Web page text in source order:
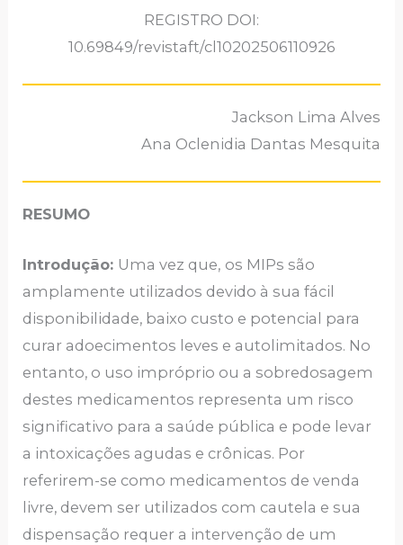
REGISTRO DOI:
10.69849/revistaft/cl10202506110926
Jackson Lima Alves
Ana Oclenidia Dantas Mesquita
RESUMO
Introdução: Uma vez que, os MIPs são
amplamente utilizados devido à sua fácil
disponibilidade, baixo custo e potencial para
curar adoecimentos leves e autolimitados. No
entanto, o uso impróprio ou a sobredosagem
destes medicamentos representa um risco
significativo para a saúde pública e pode levar
a intoxicações agudas e crônicas. Por
referirem-se como medicamentos de venda
livre, devem ser utilizados com cautela e sua
dispensação requer a intervenção de um